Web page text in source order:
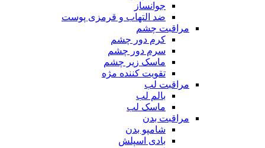
جوانساز
ضد التهاب و قرمزی پوست
مراقبت چشم
کرم دور چشم
سرم دور چشم
ماسک زیر چشم
تقویت کننده مژه
مراقبت لب
بالم لب
ماسک لب
مراقبت بدن
شامپو بدن
بادی اسپلش